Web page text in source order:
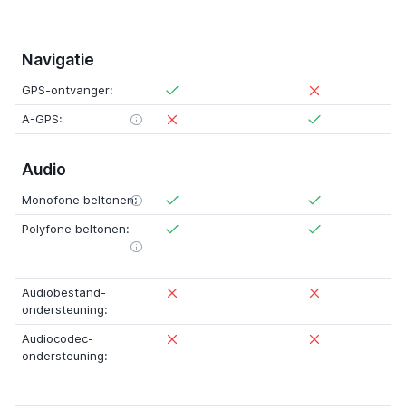
Navigatie
GPS-ontvanger:
A-GPS:
Audio
Monofone beltonen:
Polyfone beltonen:
Audiobestand-
ondersteuning:
Audiocodec-
ondersteuning: